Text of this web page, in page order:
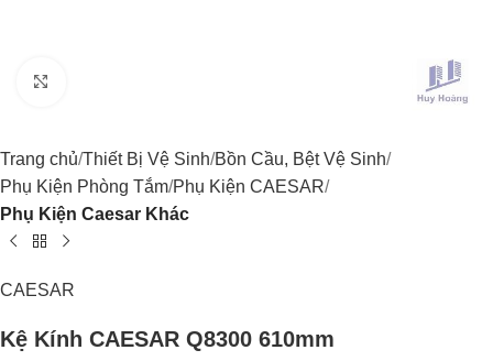
Trang chủ Thiết Bị Vệ Sinh Bồn Cầu, Bệt Vệ Sinh
Phụ Kiện Phòng Tắm Phụ Kiện CAESAR
Phụ Kiện Caesar Khác
CAESAR
Kệ Kính CAESAR Q8300 610mm